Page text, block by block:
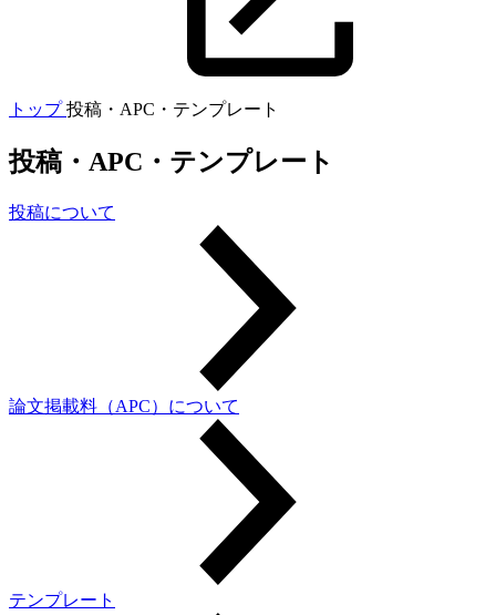
トップ 投稿・APC・テンプレート
投稿・APC・テンプレート
投稿について
論文掲載料（APC）について
テンプレート